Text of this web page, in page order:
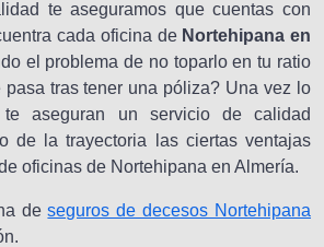
te aseguramos que cuentas con
cada oficina de Nortehipana en
el problema de no toparlo en tu ratio
pasa tras tener una póliza? Una vez lo
te aseguran un servicio de calidad
de la trayectoria las ciertas ventajas
oficinas de Nortehipana en Almería.
deseguros de decesos Nortehipana